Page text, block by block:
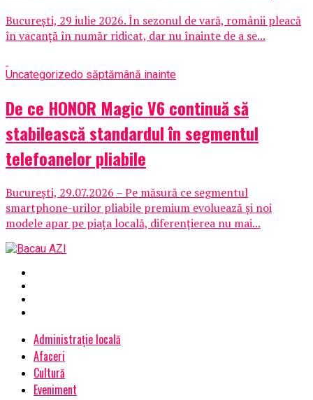
București, 29 iulie 2026. În sezonul de vară, românii pleacă
în vacanță în număr ridicat, dar nu înainte de a se...
Uncategorizedo săptămână inainte
De ce HONOR Magic V6 continuă să
stabilească standardul în segmentul
telefoanelor pliabile
București, 29.07.2026 – Pe măsură ce segmentul
smartphone-urilor pliabile premium evoluează și noi
modele apar pe piața locală, diferențierea nu mai...
Administrație locală
Afaceri
Cultură
Eveniment